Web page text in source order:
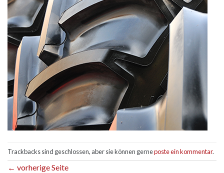
Trackbacks sind geschlossen, aber sie können gerneposte ein kommentar.
← vorherige Seite